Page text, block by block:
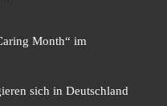
Month“ im
sich in Deutschland